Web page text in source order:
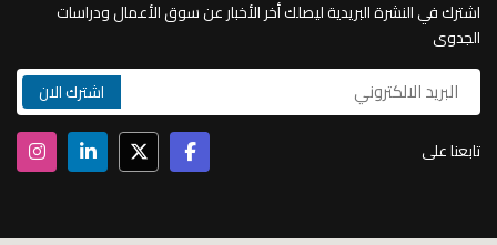
اشترك في النشرة البريدية ليصلك أخر الأخبار عن سوق الأعمال ودراسات
الجدوى
تابعنا على